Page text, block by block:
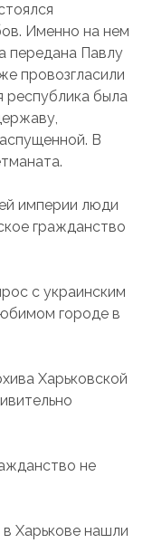
Именно на нем
передана Павлу
провозгласили
республика была
В
империи люди
гражданство
с украинским
городе в
Харьковской
не
Харькове нашли